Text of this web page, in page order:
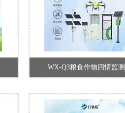
WX-Q3粮食作物四情监